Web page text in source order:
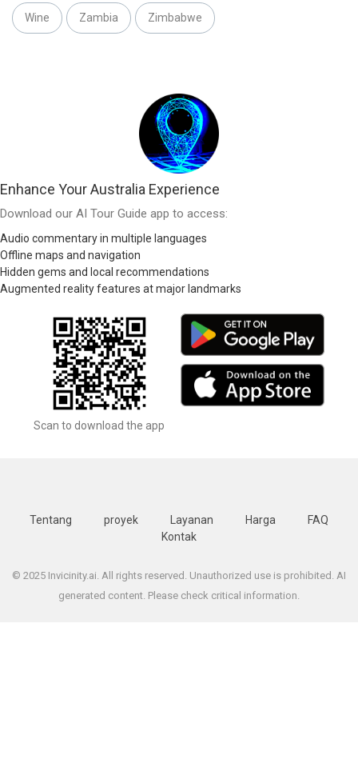
Wine Zambia Zimbabwe
Enhance Your Australia Experience
Download our AI Tour Guide app to access:
Audio commentary in multiple languages
Offline maps and navigation
Hidden gems and local recommendations
Augmented reality features at major landmarks
Scan to download the app
Tentang proyek Layanan Harga
FAQ
Kontak
© 2025 Invicinity.ai. All rights reserved. Unauthorized use is prohibited. AI
generated content. Please check critical information.